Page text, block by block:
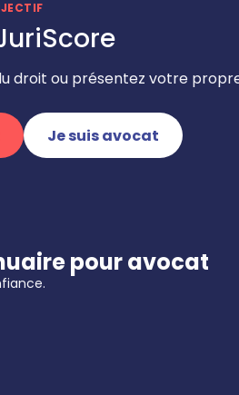
droit ou présentez votre
Je suis avocat
pour avocat